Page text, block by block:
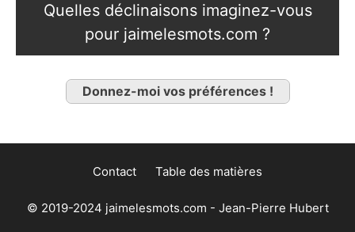
Quelles déclinaisons imaginez-vous
pour jaimelesmots.com ?
Donnez-moi vos préférences !
Contact Table des matières
© 2019-2024 jaimelesmots.com - Jean-Pierre Hubert